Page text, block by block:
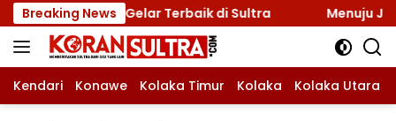
Langsung
ke
konten
Breaking News
Gelar Terbaik di Sultra Menuju Jamnas 2026,
Kendari Konawe Kolaka Timur Kolaka Kolaka Utara